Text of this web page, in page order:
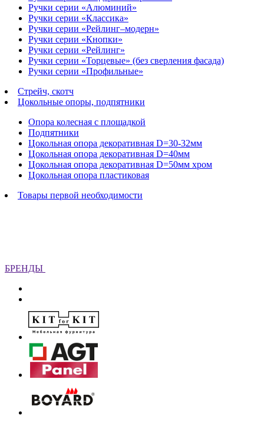
Ручки серии «Алюминий»
Ручки серии «Классика»
Ручки серии «Рейлинг–модерн»
Ручки серии «Кнопки»
Ручки серии «Рейлинг»
Ручки серии «Торцевые» (без сверления фасада)
Ручки серии «Профильные»
Стрейч, скотч
Цокольные опоры, подпятники
Опора колесная с площадкой
Подпятники
Цокольная опора декоративная D=30-32мм
Цокольная опора декоративная D=40мм
Цокольная опора декоративная D=50мм хром
Цокольная опора пластиковая
Товары первой необходимости
БРЕНДЫ